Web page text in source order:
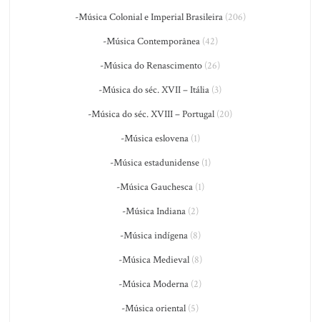
-Música Colonial e Imperial Brasileira(206)
-Música Contemporânea(42)
-Música do Renascimento (26)
-Música do séc. XVII – Itália (3)
-Música do séc. XVIII – Portugal (20)
-Música eslovena(1)
-Música estadunidense(1)
-Música Gauchesca(1)
-Música Indiana(2)
-Música indígena(8)
-Música Medieval(8)
-Música Moderna (2)
-Música oriental (5)